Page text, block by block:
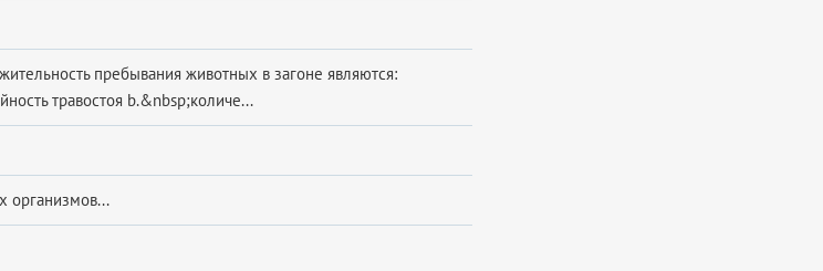
пребывания животных в загоне являются:
травостоя b.&nbsp;количе...
организмов...